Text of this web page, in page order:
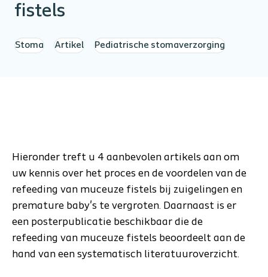
fistels
Stoma Artikel Pediatrische stomaverzorging
Hieronder treft u 4 aanbevolen artikels aan om
uw kennis over het proces en de voordelen van de
refeeding van muceuze fistels bij zuigelingen en
premature baby's te vergroten. Daarnaast is er
een posterpublicatie beschikbaar die de
refeeding van muceuze fistels beoordeelt aan de
hand van een systematisch literatuuroverzicht.